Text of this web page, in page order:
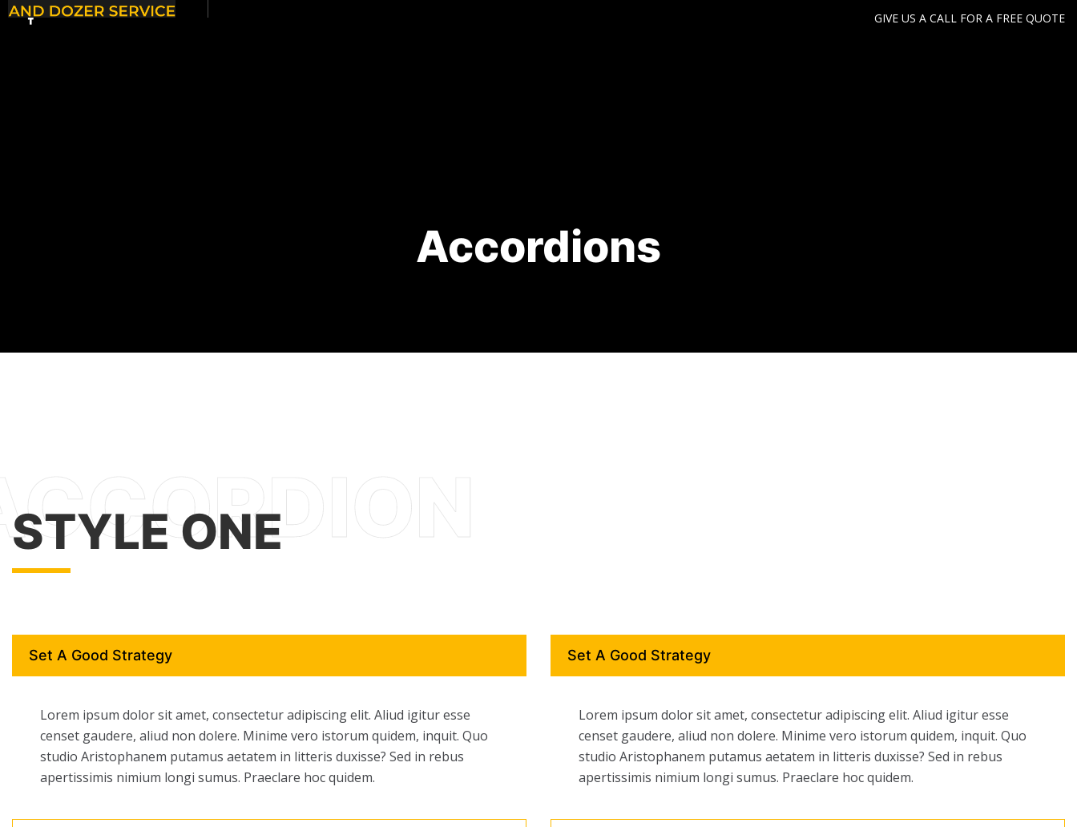
GIVE US A CALL FOR A FREE QUOTE
Accordions
STYLE ONE
Set A Good Strategy
Lorem ipsum dolor sit amet, consectetur adipiscing elit. Aliud igitur esse
censet gaudere, aliud non dolere. Minime vero istorum quidem, inquit. Quo
studio Aristophanem putamus aetatem in litteris duxisse? Sed in rebus
apertissimis nimium longi sumus. Praeclare hoc quidem.
Set A Good Strategy
Lorem ipsum dolor sit amet, consectetur adipiscing elit. Aliud igitur esse
censet gaudere, aliud non dolere. Minime vero istorum quidem, inquit. Quo
studio Aristophanem putamus aetatem in litteris duxisse? Sed in rebus
apertissimis nimium longi sumus. Praeclare hoc quidem.